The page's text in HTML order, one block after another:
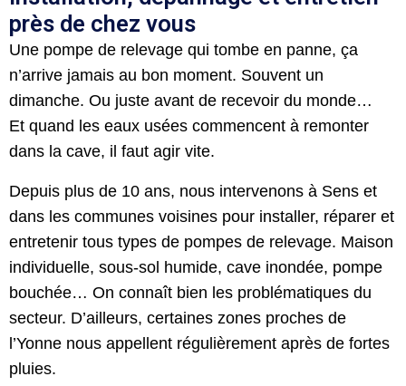
près de chez vous
Une pompe de relevage qui tombe en panne, ça
n’arrive jamais au bon moment. Souvent un
dimanche. Ou juste avant de recevoir du monde…
Et quand les eaux usées commencent à remonter
dans la cave, il faut agir vite.
Depuis plus de 10 ans, nous intervenons à Sens et
dans les communes voisines pour installer, réparer et
entretenir tous types de pompes de relevage. Maison
individuelle, sous-sol humide, cave inondée, pompe
bouchée… On connaît bien les problématiques du
secteur. D’ailleurs, certaines zones proches de
l’Yonne nous appellent régulièrement après de fortes
pluies.